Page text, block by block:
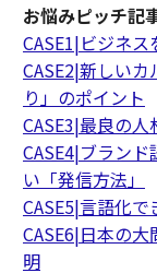
お悩みピッチ記
CASE1|ビジネ
CASE2|新しい
り」のポイント
CASE3|最良の
CASE4|ブラン
い「発信方法」
CASE5|言語化
CASE6|日本の
明